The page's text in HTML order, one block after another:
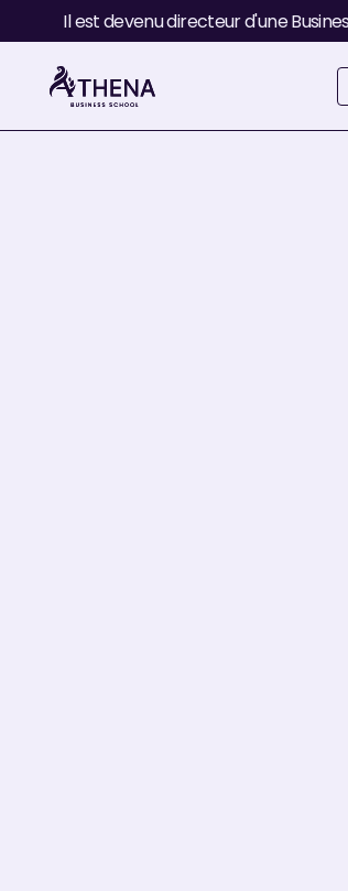
Il est devenu directeur d'une
Blog
Contrat d'apprentissage ou
Contrat d'apprentissage ou de
Thibaud
Publié le15/06
Ouvrir la vidéo